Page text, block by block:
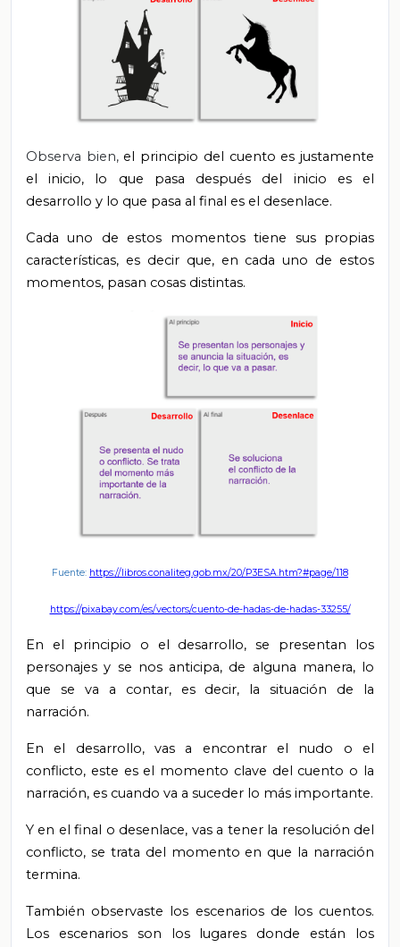
Observa bien, el principio del cuento es justamente
el inicio, lo que pasa después del inicio es el
desarrollo y lo que pasa al final es el desenlace.
Cada uno de estos momentos tiene sus propias
características, es decir que, en cada uno de estos
momentos, pasan cosas distintas.
Fuente: https://libros.conaliteg.gob.mx/20/P3ESA.htm?#page/118
https://pixabay.com/es/vectors/cuento-de-hadas-de-hadas-33255/
En el principio o el desarrollo, se presentan los
personajes y se nos anticipa, de alguna manera, lo
que se va a contar, es decir, la situación de la
narración.
En el desarrollo, vas a encontrar el nudo o el
conflicto, este es el momento clave del cuento o la
narración, es cuando va a suceder lo más importante.
Y en el final o desenlace, vas a tener la resolución del
conflicto, se trata del momento en que la narración
termina.
También observaste los escenarios de los cuentos.
Los escenarios son los lugares donde están los